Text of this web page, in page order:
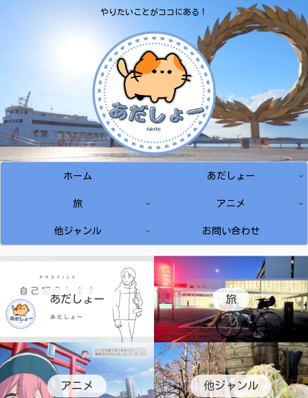
やりたいことがココにある！
ホーム あだしょー
旅 アニメ
他ジャンル お問い合わせ
あだしょー 旅
アニメ 他ジャンル